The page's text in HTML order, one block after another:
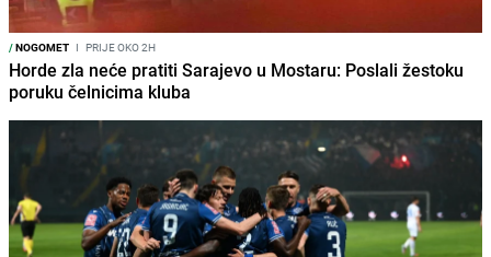
/NOGOMET I PRIJE OKO 2H
Horde zla neće pratiti Sarajevo u Mostaru: Poslali žestoku
poruku čelnicima kluba